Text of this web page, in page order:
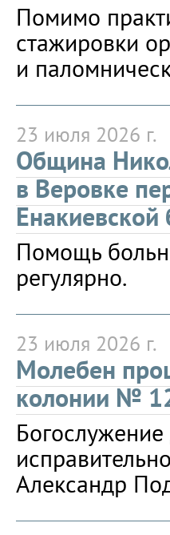
Помимо
стажировки
и
23 июля 2026 г.
Община
в Веровке
Енакиевской
Помощь
регулярно.
23 июля 2026 г.
Молебен
колонии №
Александр